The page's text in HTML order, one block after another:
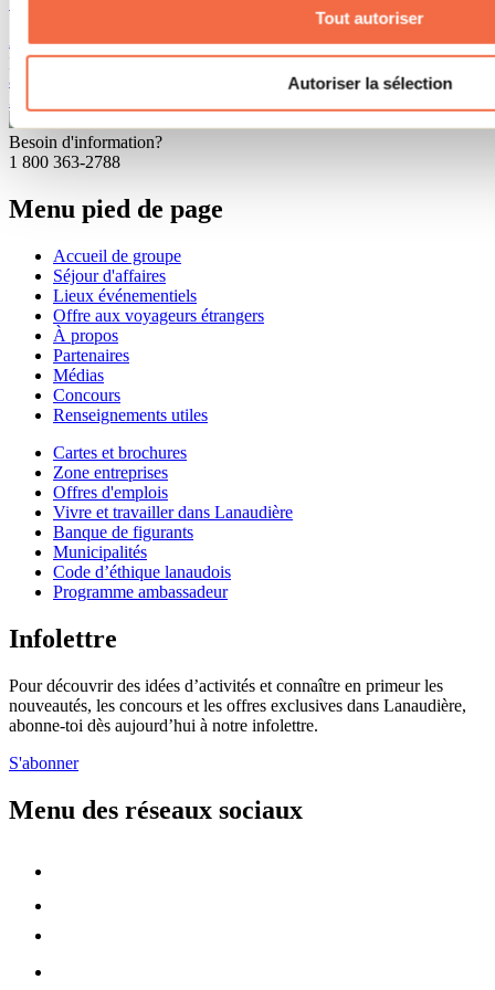
Tout autoriser
Autoriser la sélection
À la recherche de divertissement et d’événements hivernaux gratuits
pour toute la famille? Terrebonne revêt ses plus beaux atours et
active son mode festif tout au long de l’année, à l’occasion de son
350e anniversaire.
Besoin d'information?
1 800 363-2788
Menu pied de page
Accueil de groupe
Séjour d'affaires
Lieux événementiels
Offre aux voyageurs étrangers
À propos
Partenaires
Médias
Concours
Renseignements utiles
Cartes et brochures
Zone entreprises
Offres d'emplois
Vivre et travailler dans Lanaudière
Banque de figurants
Municipalités
Code d’éthique lanaudois
Programme ambassadeur
Infolettre
Pour découvrir des idées d’activités et connaître en primeur les
nouveautés, les concours et les offres exclusives dans Lanaudière,
abonne-toi dès aujourd’hui à notre infolettre.
S'abonner
Menu des réseaux sociaux